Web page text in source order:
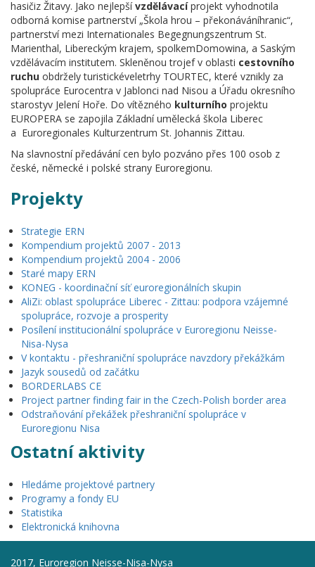
hasičiz Žitavy. Jako nejlepšívzdělávacíprojekt vyhodnotila
odborná komise partnerství „Škola hrou – překonáváníhranic“,
partnerství mezi Internationales Begegnungszentrum St.
Marienthal, Libereckým krajem, spolkemDomowina, a Saským
vzdělávacím institutem. Skleněnou trojef v oblasti cestovního
ruchu obdržely turistickéveletrhy TOURTEC, které vznikly za
spolupráce Eurocentra v Jablonci nad Nisou a Úřadu okresního
starostyv Jelení Hoře. Do vítězného kulturního projektu
EUROPERA se zapojila Základní umělecká škola Liberec
a Euroregionales Kulturzentrum St. Johannis Zittau.
Na slavnostní předávání cen bylo pozváno přes 100 osob z
české, německé i polské strany Euroregionu.
Projekty
Strategie ERN
Kompendium projektů 2007 - 2013
Kompendium projektů 2004 - 2006
Staré mapy ERN
KONEG - koordinační síť euroregionálních skupin
AliZi: oblast spolupráce Liberec - Zittau: podpora vzájemné
spolupráce, rozvoje a prosperity
Posílení institucionální spolupráce v Euroregionu Neisse-
Nisa-Nysa
V kontaktu - přeshraniční spolupráce navzdory překážkám
Jazyk sousedů od začátku
BORDERLABS CE
Project partner finding fair in the Czech-Polish border area
Odstraňování překážek přeshraniční spolupráce v
Euroregionu Nisa
Ostatní aktivity
Hledáme projektové partnery
Programy a fondy EU
Statistika
Elektronická knihovna
2017, Euroregion Neisse-Nisa-Nysa